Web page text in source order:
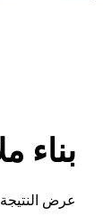
بناء
عرض النتيجة